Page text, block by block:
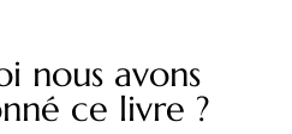
nous avons
ce livre ?